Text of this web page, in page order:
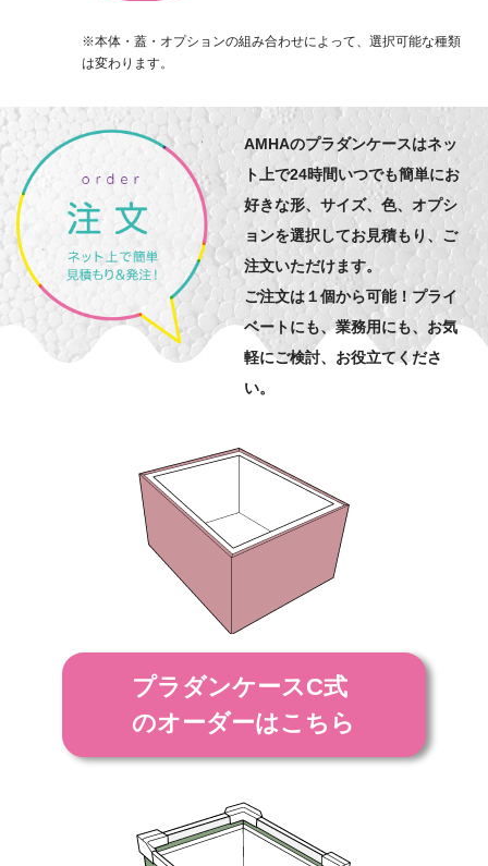
※本体・蓋・オプションの組み合わせによって、選択可能な種類
は変わります。
AMHAのプラダンケースはネッ
ト上で24時間いつでも簡単にお
好きな形、サイズ、色、オプシ
ョンを選択してお見積もり、ご
注文いただけます。
ご注文は１個から可能！プライ
ベートにも、業務用にも、お気
軽にご検討、お役立てくださ
い。
プラダンケースC式
のオーダーはこちら